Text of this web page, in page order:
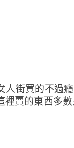
人街買的不過
裡賣的東西多